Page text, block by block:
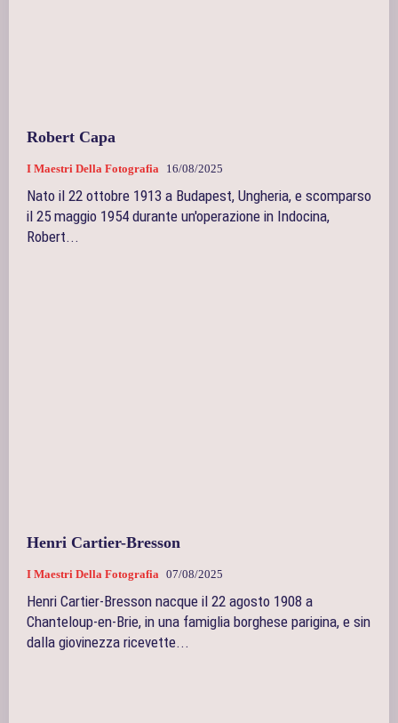
Robert Capa
I Maestri Della Fotografia 16/08/2025
Nato il 22 ottobre 1913 a Budapest, Ungheria, e scomparso
il 25 maggio 1954 durante un'operazione in Indocina,
Robert...
Henri Cartier-Bresson
I Maestri Della Fotografia 07/08/2025
Henri Cartier‑Bresson nacque il 22 agosto 1908 a
Chanteloup-en-Brie, in una famiglia borghese parigina, e sin
dalla giovinezza ricevette...